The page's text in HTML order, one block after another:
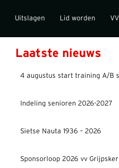
Uitslagen Lid worden
Laatste nieuws
4 augustus start training A/B
Indeling senioren 2026-2027
Sietse Nauta 1936 – 2026
Sponsorloop 2026 vv